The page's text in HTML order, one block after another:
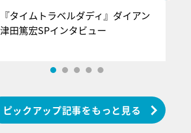
『タイムトラベルダディ』ダイアン
津田篤宏SPインタビュー
ピックアップ記事をもっと見る